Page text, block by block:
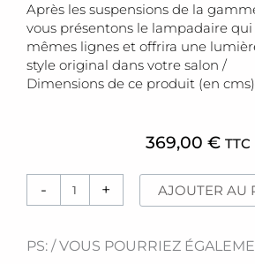
Après les suspensions de la
vous présentons le lampadaire
mêmes lignes et offrira une
style original dans votre salon /
Dimensions de ce produit (en cms)
369,00 € TTC
-
[Pluma]
+ AJOUTER AU
PS: / VOUS POURRIEZ